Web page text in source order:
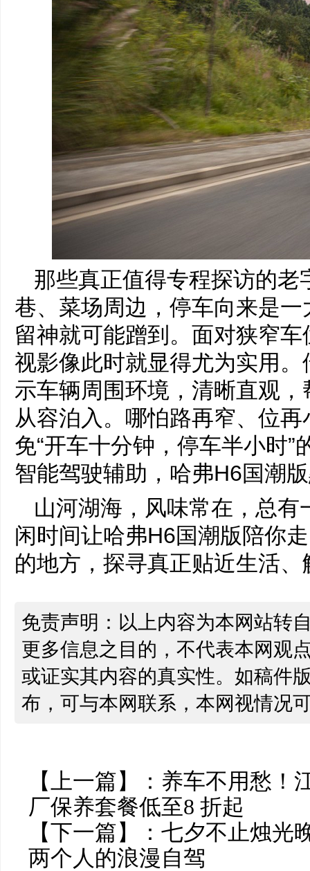
那些真正值得专程探访的
巷、菜场周边，停车向来是
留神就可能蹭到。面对狭窄
视影像此时就显得尤为实用
示车辆周围环境，清晰直观
从容泊入。哪怕路再窄、位
免“开车十分钟，停车半小时
智能驾驶辅助，哈弗H6国潮
山河湖海，风味常在，总
闲时间让哈弗H6国潮版陪你
的地方，探寻真正贴近生活
免责声明：以上内容为本网站转
更多信息之目的，不代表本网观
或证实其内容的真实性。如稿件
布，可与本网联系，本网视情况
【上一篇】： 养车不用愁！
厂保养套餐低至8 折起
【下一篇】： 七夕不止烛光
两个人的浪漫自驾